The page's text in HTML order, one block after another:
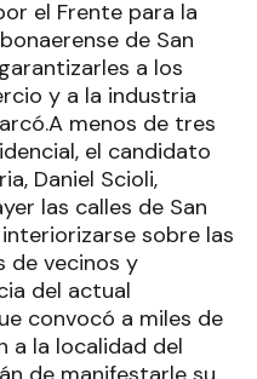
el Frente para la
de San
a los
y a la industria
menos de tres
el candidato
Daniel Scioli,
las calles de San
sobre las
de vecinos y
del actual
convocó a miles de
a la localidad del